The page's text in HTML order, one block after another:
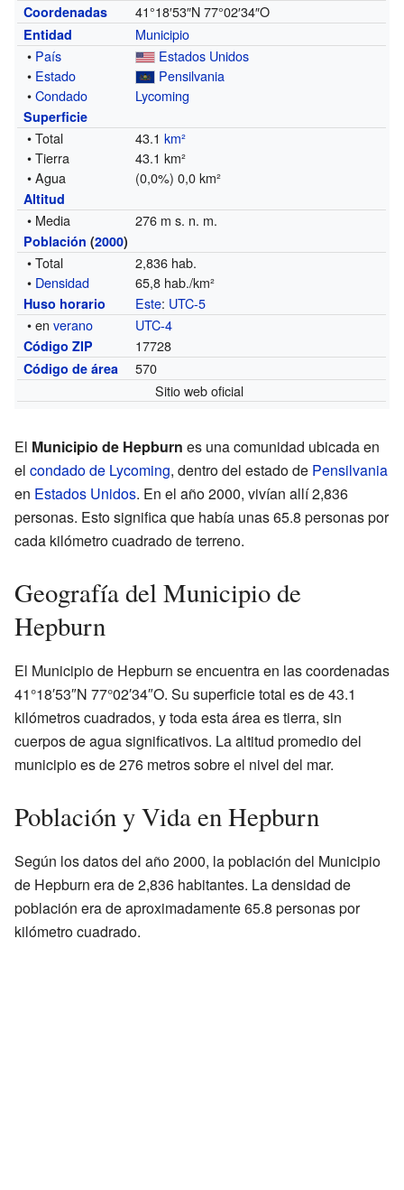
Coordenadas 41°18′53″N 77°02′34″O
Entidad
Municipio
• País
Estados Unidos
• Estado
Pensilvania
•Condado Lycoming
Superficie
• Total 43.1km²
• Tierra
43.1 km²
• Agua
(0,0%) 0,0 km²
Altitud
• Media 276 m s. n. m.
Población (2000)
• Total
2,836 hab.
• Densidad 65,8 hab./km²
Huso horario Este: UTC-5
• enverano UTC-4
Código ZIP 17728
Código de área
570
Sitio web oficial
El Municipio de Hepburn es una comunidad ubicada en
el condado de Lycoming, dentro del estado de Pensilvania
en Estados Unidos. En el año 2000, vivían allí 2,836
personas. Esto significa que había unas 65.8 personas por
cada kilómetro cuadrado de terreno.
Geografía del Municipio de
Hepburn
El Municipio de Hepburn se encuentra en las coordenadas
41°18′53″N 77°02′34″O. Su superficie total es de 43.1
kilómetros cuadrados, y toda esta área es tierra, sin
cuerpos de agua significativos. La altitud promedio del
municipio es de 276 metros sobre el nivel del mar.
Población y Vida en Hepburn
Según los datos del año 2000, la población del Municipio
de Hepburn era de 2,836 habitantes. La densidad de
población era de aproximadamente 65.8 personas por
kilómetro cuadrado.